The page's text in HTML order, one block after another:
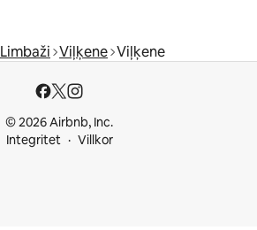
Limbaži Viļķene Viļķene
© 2026 Airbnb, Inc.
Integritet
Villkor